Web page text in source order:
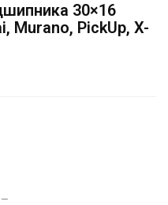
30×16
Murano, PickUp, X-
–